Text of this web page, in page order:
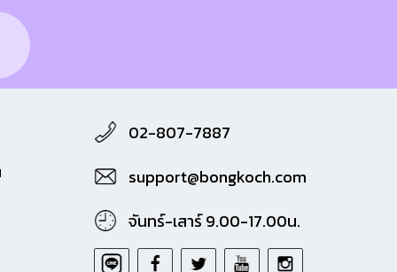
02-807-7887
support@bongkoch.com
จันทร์-เสาร์ 9.00-17.00น.